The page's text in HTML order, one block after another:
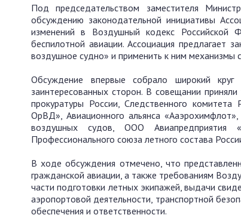
Под председательством заместителя
обсуждению законодательной инициативы
изменений в Воздушный кодекс Российской
беспилотной авиации. Ассоциация предлагает
воздушное судно» и применить к ним механизмы
Обсуждение впервые собрало широкий круг
заинтересованных сторон. В совещании
прокуратуры России, Следственного
ОрВД», Авиационного альянса
воздушных судов, ООО Авиапредприятия
Профессионального союза летного состава
В ходе обсуждения отмечено, что
гражданской авиации, а также требованиям
части подготовки летных экипажей, выдачи
аэропортовой деятельности, транспортной
обеспечения и ответственности.